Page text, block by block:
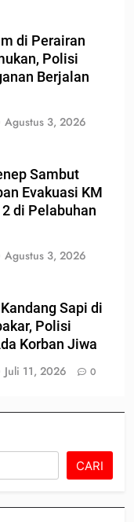
di Perairan
Polisi
Berjalan
Agustus 3, 2026
Sambut
Evakuasi KM
di Pelabuhan
Agustus 3, 2026
Sapi di
Polisi
Korban Jiwa
Juli 11, 2026 0
CARI